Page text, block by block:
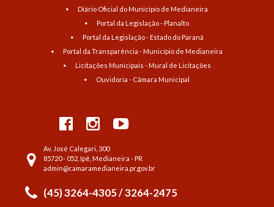
Diário Oficial do Município de Medianeira
Portal da Legislação - Planalto
Portal da Legislação - Estado do Paraná
Portal da Transparência - Município de Medianeira
Licitações Municipais - Mural de Licitações
Ouvidoria - Câmara Municipal
Av. José Calegari, 300
85720 - 052, Ipê, Medianeira - PR
admin@camaramedianeira.pr.gov.br
(45) 3264-4305 / 3264-2475